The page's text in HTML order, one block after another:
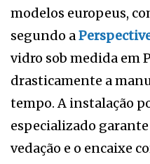
modelos europeus,
segundo a
vidro sob medida em
drasticamente a
tempo. A instalação
especializado
vedação e o encaixe